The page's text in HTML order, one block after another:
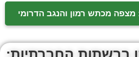
מצפה מכתש רמון והנגב הדרומי